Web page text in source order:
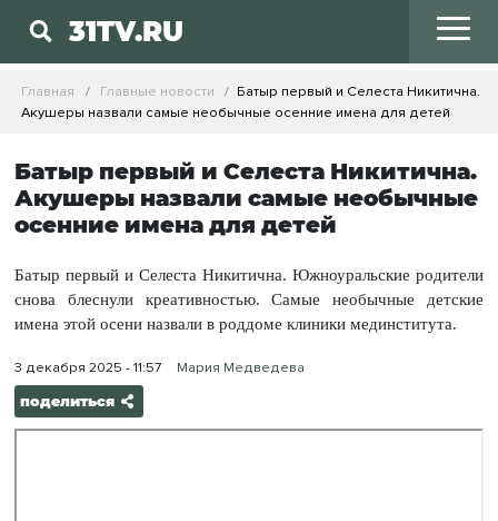
31TV.RU
Главная Главные новости
Батыр первый и Селеста Никитична.
Акушеры назвали самые необычные осенние имена для детей
Батыр первый и Селеста Никитична.
Акушеры назвали самые необычные
осенние имена для детей
Батыр первый и Селеста Никитична. Южноуральские родители
снова блеснули креативностью. Самые необычные детские
имена этой осени назвали в роддоме клиники мединститута.
3 декабря 2025 - 11:57 Мария Медведева
поделиться